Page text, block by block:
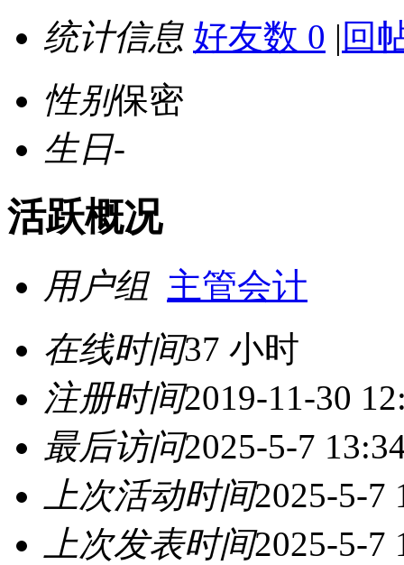
统计信息 好友数 0 | 回
性别保密
生日-
活跃概况
用户组 主管会计
在线时间37 小时
注册时间2019-11-30
最后访问2025-5-7
上次活动时间2025-5-7
上次发表时间2025-5-7